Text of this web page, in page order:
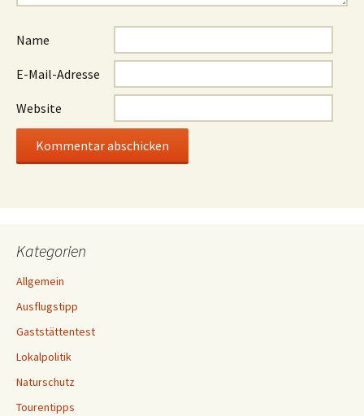
Name
E-Mail-Adresse
Website
Kategorien
Allgemein
Ausflugstipp
Gaststättentest
Lokalpolitik
Naturschutz
Tourentipps